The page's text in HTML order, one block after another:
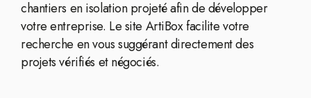
chantiers en isolation projeté afin de développer
votre entreprise. Le site ArtiBox facilite votre
recherche en vous suggérant directement des
projets vérifiés et négociés.